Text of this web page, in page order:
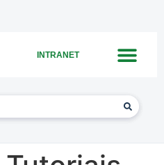
INTRANET